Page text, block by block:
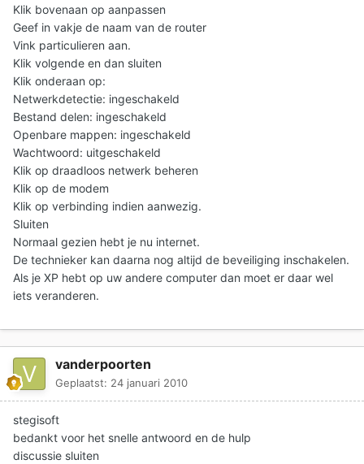
Klik bovenaan op aanpassen
Geef in vakje de naam van de router
Vink particulieren aan.
Klik volgende en dan sluiten
Klik onderaan op:
Netwerkdetectie: ingeschakeld
Bestand delen: ingeschakeld
Openbare mappen: ingeschakeld
Wachtwoord: uitgeschakeld
Klik op draadloos netwerk beheren
Klik op de modem
Klik op verbinding indien aanwezig.
Sluiten
Normaal gezien hebt je nu internet.
De technieker kan daarna nog altijd de beveiliging inschakelen.
Als je XP hebt op uw andere computer dan moet er daar wel
iets veranderen.
vanderpoorten
Geplaatst: 24 januari 2010
stegisoft
bedankt voor het snelle antwoord en de hulp
discussie sluiten